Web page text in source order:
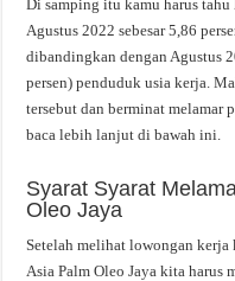
Di samping itu kamu harus
Agustus 2022 sebesar 5,86
dibandingkan dengan Agustus
persen) penduduk usia kerja.
tersebut dan berminat melamar
baca lebih lanjut di bawah ini.
Syarat Syarat
Oleo Jaya
Setelah melihat lowongan kerja
Asia Palm Oleo Jaya kita harus